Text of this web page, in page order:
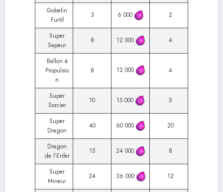
Gobelin
Furtif
3 6 000 2
Super
Sapeur
8 12 000 4
Ballon à
Propulsio
n
8 12 000 4
Super
Sorcier
10 15 000 5
Super
Dragon
40 60 000 20
Dragon
de l’Enfer
15 24 000 8
Super
Mineur
24 36 000 12